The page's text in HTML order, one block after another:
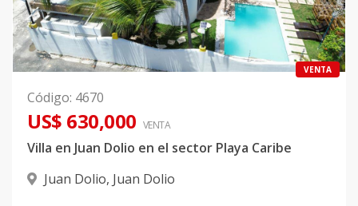
VENTA
Código: 4670
US$ 630,000 VENTA
Villa en Juan Dolio en el sector Playa Caribe
Juan Dolio, Juan Dolio